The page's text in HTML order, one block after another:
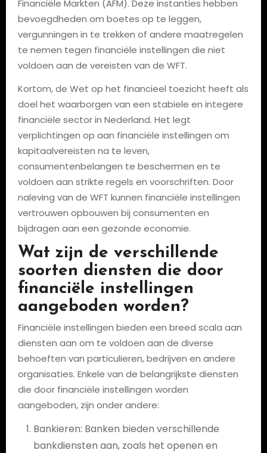
Financiële Markten (AFM). Deze instanties hebben
bevoegdheden om boetes op te leggen,
vergunningen in te trekken of andere maatregelen
te nemen tegen financiële instellingen die niet
voldoen aan de vereisten van de WFT.
Kortom, de Wet op het financieel toezicht heeft als
doel het waarborgen van een stabiele en integere
financiële sector in Nederland. Het legt
verplichtingen op aan financiële instellingen om
kapitaalvereisten na te leven,
consumentenbelangen te beschermen en te
voldoen aan strikte regels en voorschriften. Door
naleving van de WFT kunnen financiële instellingen
vertrouwen opbouwen bij consumenten en
bijdragen aan een gezonde economie.
Wat zijn de verschillende
soorten diensten die door
financiële instellingen
aangeboden worden?
Financiële instellingen bieden een breed scala aan
diensten aan om te voldoen aan de diverse
behoeften van particulieren, bedrijven en andere
organisaties. Enkele van de belangrijkste diensten
die door financiële instellingen worden
aangeboden, zijn onder andere:
Bankieren: Banken bieden verschillende
bankdiensten aan, zoals het openen en